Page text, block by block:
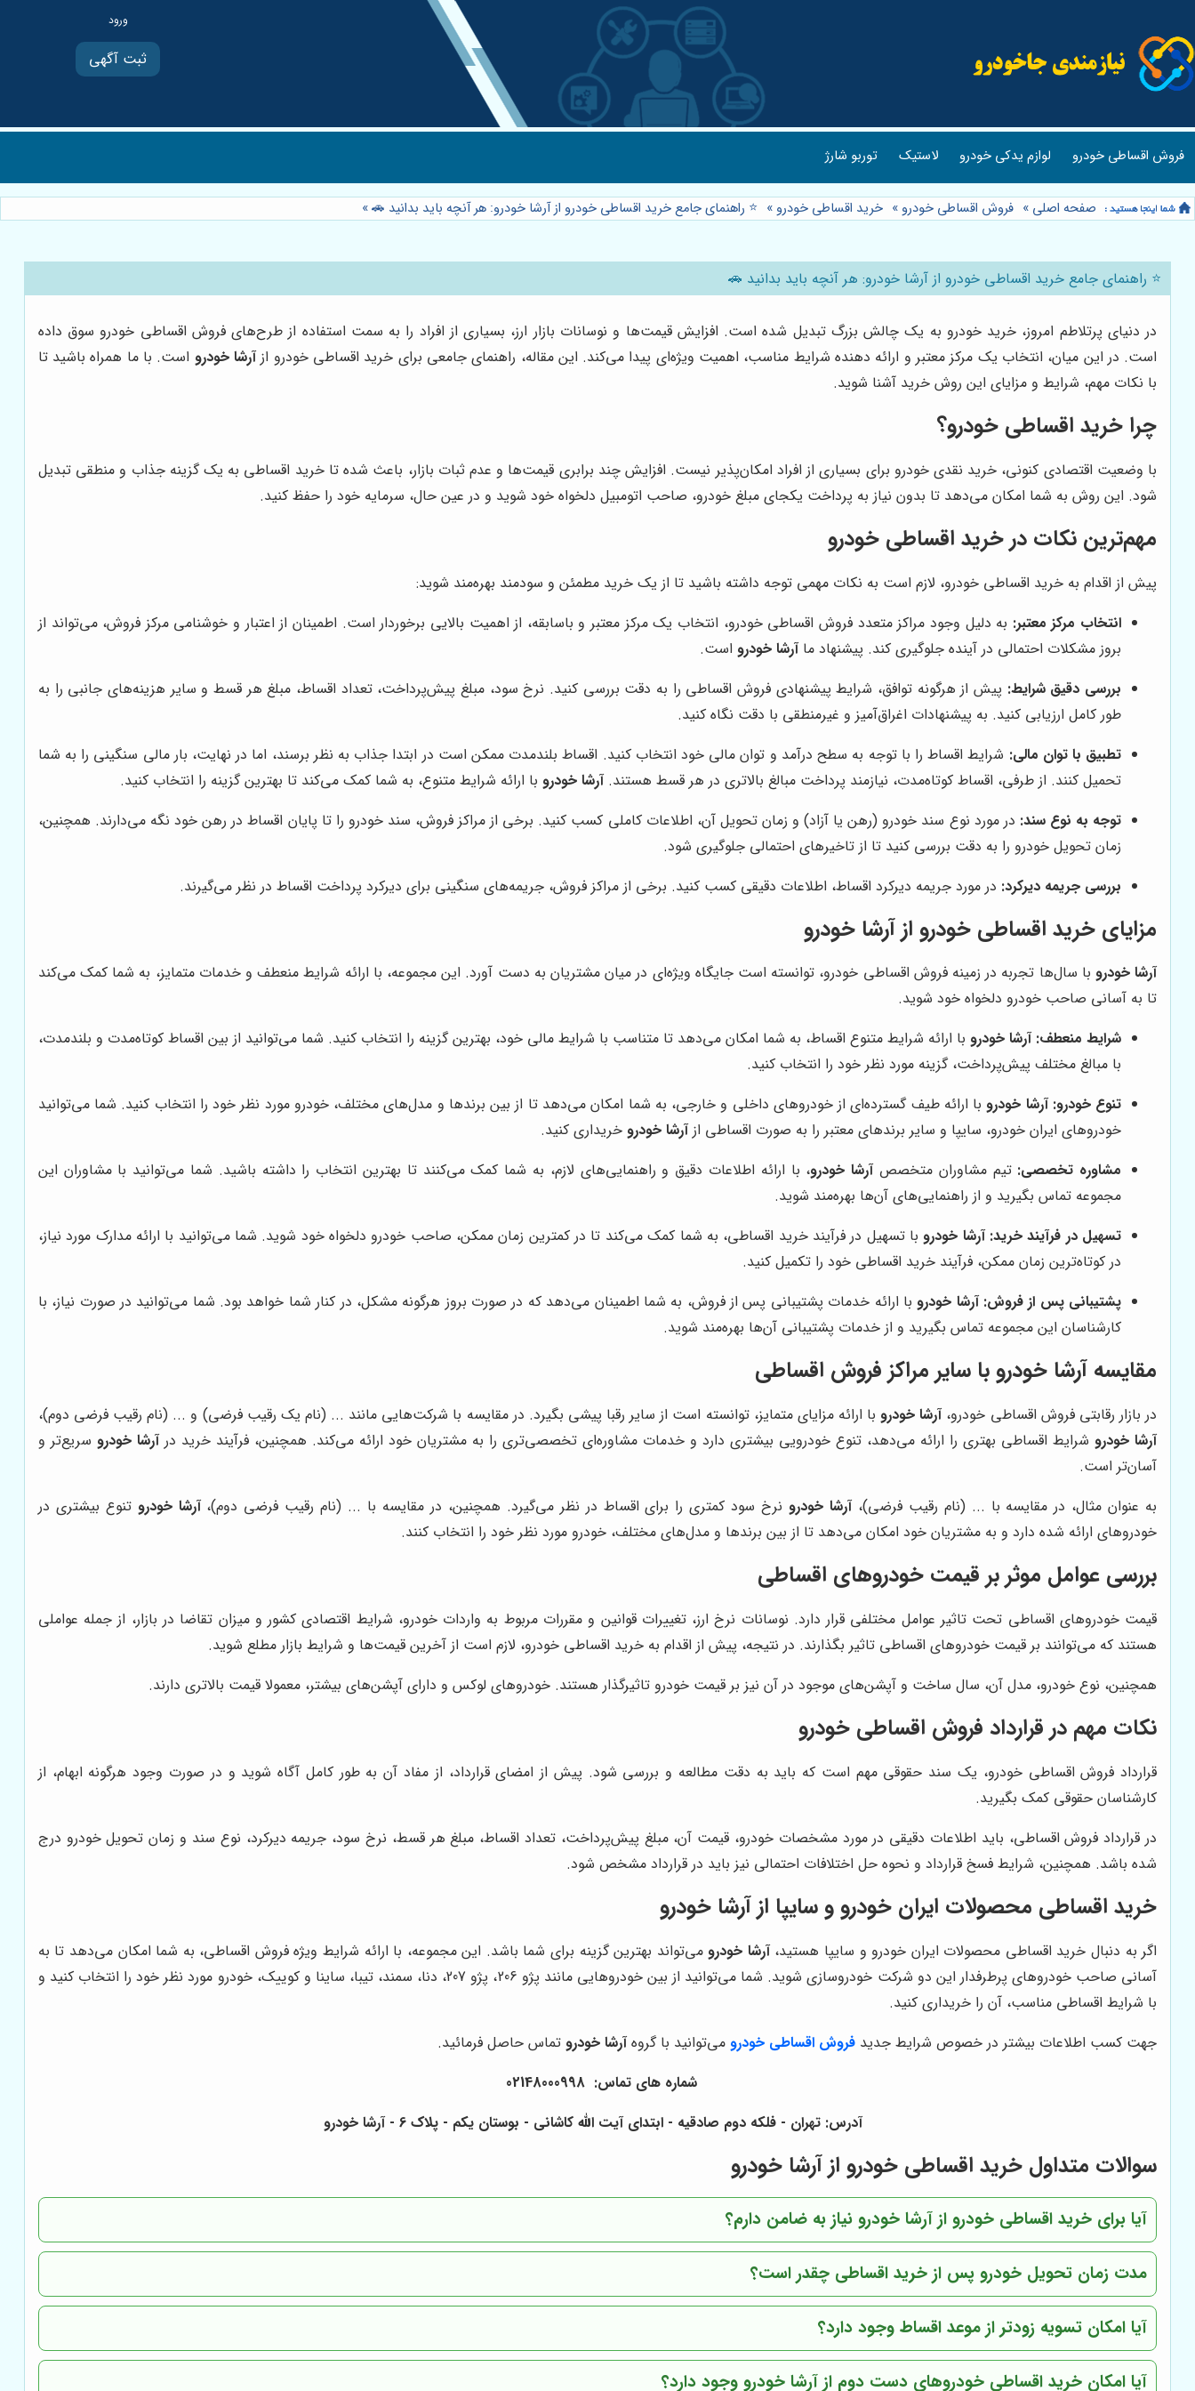
ثبت آگهی
فروش اقساطی خودرو لوازم یدکی خودرو لاستیک توربو شارژ
صفحه اصلی » فروش اقساطی خودرو » خرید اقساطی خودرو » ⭐️ راهنمای جامع خرید اقساطی خودرو از آرشا خودرو: هر آنچه باید بدانید 🚗»
⭐️ راهنمای جامع خرید اقساطی خودرو از آرشا خودرو: هر آنچه باید بدانید 🚗
در دنیای پرتلاطم امروز، خرید خودرو به یک چالش بزرگ تبدیل شده است. افزایش قیمت‌ها و نوسانات بازار ارز، بسیاری از افراد را به سمت استفاده از طرح‌های فروش اقساطی خودرو سوق داده
است. در این میان، انتخاب یک مرکز معتبر و ارائه دهنده شرایط مناسب، اهمیت ویژه‌ای پیدا می‌کند. این مقاله، راهنمای جامعی برای خرید اقساطی خودرو ازآرشا خودرو است. با ما همراه باشید تا
با نکات مهم، شرایط و مزایای این روش خرید آشنا شوید.
چرا خرید اقساطی خودرو؟
با وضعیت اقتصادی کنونی، خرید نقدی خودرو برای بسیاری از افراد امکان‌پذیر نیست. افزایش چند برابری قیمت‌ها و عدم ثبات بازار، باعث شده تا خرید اقساطی به یک گزینه جذاب و منطقی تبدیل
شود. این روش به شما امکان می‌دهد تا بدون نیاز به پرداخت یکجای مبلغ خودرو، صاحب اتومبیل دلخواه خود شوید و در عین حال، سرمایه خود را حفظ کنید.
مهم‌ترین نکات در خرید اقساطی خودرو
پیش از اقدام به خرید اقساطی خودرو، لازم است به نکات مهمی توجه داشته باشید تا از یک خرید مطمئن و سودمند بهره‌مند شوید:
انتخاب مرکز معتبر: به دلیل وجود مراکز متعدد فروش اقساطی خودرو، انتخاب یک مرکز معتبر و باسابقه، از اهمیت بالایی برخوردار است. اطمینان از اعتبار و خوشنامی مرکز فروش، می‌تواند از
بروز مشکلات احتمالی در آینده جلوگیری کند. پیشنهاد ماآرشا خودرو است.
بررسی دقیق شرایط: پیش از هرگونه توافق، شرایط پیشنهادی فروش اقساطی را به دقت بررسی کنید. نرخ سود، مبلغ پیش‌پرداخت، تعداد اقساط، مبلغ هر قسط و سایر هزینه‌های جانبی را به
طور کامل ارزیابی کنید. به پیشنهادات اغراق‌آمیز و غیرمنطقی با دقت نگاه کنید.
تطبیق با توان مالی: شرایط اقساط را با توجه به سطح درآمد و توان مالی خود انتخاب کنید. اقساط بلندمدت ممکن است در ابتدا جذاب به نظر برسند، اما در نهایت، بار مالی سنگینی را به شما
تحمیل کنند. از طرفی، اقساط کوتاه‌مدت، نیازمند پرداخت مبالغ بالاتری در هر قسط هستند.آرشا خودرو با ارائه شرایط متنوع، به شما کمک می‌کند تا بهترین گزینه را انتخاب کنید.
توجه به نوع سند: در مورد نوع سند خودرو (رهن یا آزاد) و زمان تحویل آن، اطلاعات کاملی کسب کنید. برخی از مراکز فروش، سند خودرو را تا پایان اقساط در رهن خود نگه می‌دارند. همچنین،
زمان تحویل خودرو را به دقت بررسی کنید تا از تاخیرهای احتمالی جلوگیری شود.
بررسی جریمه دیرکرد: در مورد جریمه دیرکرد اقساط، اطلاعات دقیقی کسب کنید. برخی از مراکز فروش، جریمه‌های سنگینی برای دیرکرد پرداخت اقساط در نظر می‌گیرند.
مزایای خرید اقساطی خودرو از آرشا خودرو
آرشا خودرو با سال‌ها تجربه در زمینه فروش اقساطی خودرو، توانسته است جایگاه ویژه‌ای در میان مشتریان به دست آورد. این مجموعه، با ارائه شرایط منعطف و خدمات متمایز، به شما کمک می‌کند
تا به آسانی صاحب خودرو دلخواه خود شوید.
شرایط منعطف: آرشا خودروبا ارائه شرایط متنوع اقساط، به شما امکان می‌دهد تا متناسب با شرایط مالی خود، بهترین گزینه را انتخاب کنید. شما می‌توانید از بین اقساط کوتاه‌مدت و بلندمدت،
با مبالغ مختلف پیش‌پرداخت، گزینه مورد نظر خود را انتخاب کنید.
تنوع خودرو: آرشا خودروبا ارائه طیف گسترده‌ای از خودروهای داخلی و خارجی، به شما امکان می‌دهد تا از بین برندها و مدل‌های مختلف، خودرو مورد نظر خود را انتخاب کنید. شما می‌توانید
خودروهای ایران خودرو، سایپا و سایر برندهای معتبر را به صورت اقساطی ازآرشا خودروخریداری کنید.
مشاوره تخصصی: تیم مشاوران متخصصآرشا خودرو، با ارائه اطلاعات دقیق و راهنمایی‌های لازم، به شما کمک می‌کنند تا بهترین انتخاب را داشته باشید. شما می‌توانید با مشاوران این
مجموعه تماس بگیرید و از راهنمایی‌های آن‌ها بهره‌مند شوید.
تسهیل در فرآیند خرید: آرشا خودروبا تسهیل در فرآیند خرید اقساطی، به شما کمک می‌کند تا در کمترین زمان ممکن، صاحب خودرو دلخواه خود شوید. شما می‌توانید با ارائه مدارک مورد نیاز،
در کوتاه‌ترین زمان ممکن، فرآیند خرید اقساطی خود را تکمیل کنید.
پشتیبانی پس از فروش: آرشا خودروبا ارائه خدمات پشتیبانی پس از فروش، به شما اطمینان می‌دهد که در صورت بروز هرگونه مشکل، در کنار شما خواهد بود. شما می‌توانید در صورت نیاز، با
کارشناسان این مجموعه تماس بگیرید و از خدمات پشتیبانی آن‌ها بهره‌مند شوید.
مقایسه آرشا خودرو با سایر مراکز فروش اقساطی
در بازار رقابتی فروش اقساطی خودرو،آرشا خودروبا ارائه مزایای متمایز، توانسته است از سایر رقبا پیشی بگیرد. در مقایسه با شرکت‌هایی مانند ... (نام یک رقیب فرضی) و ... (نام رقیب فرضی دوم)،
آرشا خودروشرایط اقساطی بهتری را ارائه می‌دهد، تنوع خودرویی بیشتری دارد و خدمات مشاوره‌ای تخصصی‌تری را به مشتریان خود ارائه می‌کند. همچنین، فرآیند خرید درآرشا خودرو سریع‌تر و
آسان‌تر است.
به عنوان مثال، در مقایسه با ... (نام رقیب فرضی)،آرشا خودرونرخ سود کمتری را برای اقساط در نظر می‌گیرد. همچنین، در مقایسه با ... (نام رقیب فرضی دوم)،آرشا خودرو تنوع بیشتری در
خودروهای ارائه شده دارد و به مشتریان خود امکان می‌دهد تا از بین برندها و مدل‌های مختلف، خودرو مورد نظر خود را انتخاب کنند.
بررسی عوامل موثر بر قیمت خودروهای اقساطی
قیمت خودروهای اقساطی تحت تاثیر عوامل مختلفی قرار دارد. نوسانات نرخ ارز، تغییرات قوانین و مقررات مربوط به واردات خودرو، شرایط اقتصادی کشور و میزان تقاضا در بازار، از جمله عواملی
هستند که می‌توانند بر قیمت خودروهای اقساطی تاثیر بگذارند. در نتیجه، پیش از اقدام به خرید اقساطی خودرو، لازم است از آخرین قیمت‌ها و شرایط بازار مطلع شوید.
همچنین، نوع خودرو، مدل آن، سال ساخت و آپشن‌های موجود در آن نیز بر قیمت خودرو تاثیرگذار هستند. خودروهای لوکس و دارای آپشن‌های بیشتر، معمولا قیمت بالاتری دارند.
نکات مهم در قرارداد فروش اقساطی خودرو
قرارداد فروش اقساطی خودرو، یک سند حقوقی مهم است که باید به دقت مطالعه و بررسی شود. پیش از امضای قرارداد، از مفاد آن به طور کامل آگاه شوید و در صورت وجود هرگونه ابهام، از
کارشناسان حقوقی کمک بگیرید.
در قرارداد فروش اقساطی، باید اطلاعات دقیقی در مورد مشخصات خودرو، قیمت آن، مبلغ پیش‌پرداخت، تعداد اقساط، مبلغ هر قسط، نرخ سود، جریمه دیرکرد، نوع سند و زمان تحویل خودرو درج
شده باشد. همچنین، شرایط فسخ قرارداد و نحوه حل اختلافات احتمالی نیز باید در قرارداد مشخص شود.
خرید اقساطی محصولات ایران خودرو و سایپا از آرشا خودرو
اگر به دنبال خرید اقساطی محصولات ایران خودرو و سایپا هستید،آرشا خودرو می‌تواند بهترین گزینه برای شما باشد. این مجموعه، با ارائه شرایط ویژه فروش اقساطی، به شما امکان می‌دهد تا به
آسانی صاحب خودروهای پرطرفدار این دو شرکت خودروسازی شوید. شما می‌توانید از بین خودروهایی مانند پژو 206، پژو 207، دنا، سمند، تیبا، ساینا و کوییک، خودرو مورد نظر خود را انتخاب کنید و
با شرایط اقساطی مناسب، آن را خریداری کنید.
جهت کسب اطلاعات بیشتر در خصوص شرایط جدید فروش اقساطی خودرو می‌توانید با گروهآرشا خودرو تماس حاصل فرمائید.
شماره های تماس: 02148000998
آدرس: تهران - فلکه دوم صادقیه - ابتدای آیت الله کاشانی - بوستان یکم - پلاک 6 - آرشا خودرو
سوالات متداول خرید اقساطی خودرو از آرشا خودرو
آیا برای خرید اقساطی خودرو از آرشا خودرو نیاز به ضامن دارم؟
مدت زمان تحویل خودرو پس از خرید اقساطی چقدر است؟
آیا امکان تسویه زودتر از موعد اقساط وجود دارد؟
آیا امکان خرید اقساطی خودروهای دست دوم از آرشا خودرو وجود دارد؟